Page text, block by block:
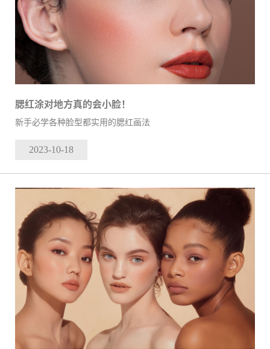
腮红涂对地方真的会小脸！
新手必学各种脸型都实用的腮红画法
2023-10-18